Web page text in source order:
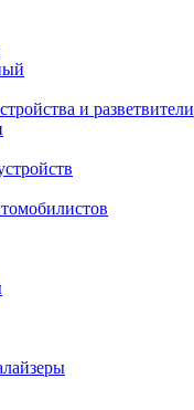
и разветвители